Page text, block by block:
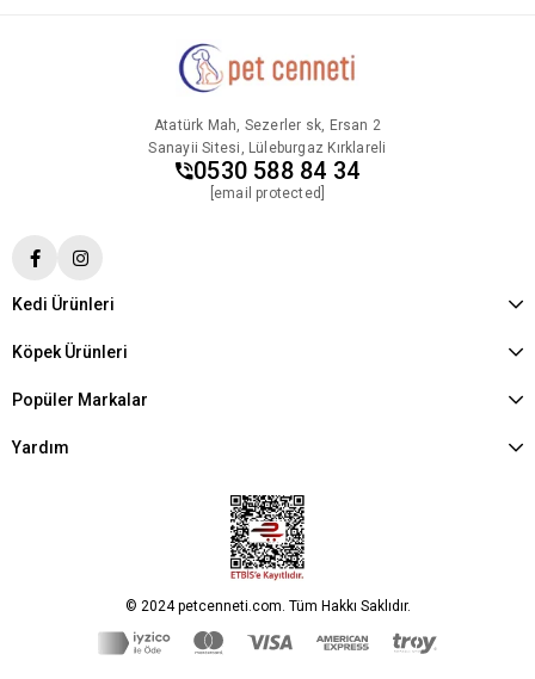
Atatürk Mah, Sezerler sk, Ersan 2
Sanayii Sitesi, Lüleburgaz Kırklareli
0530 588 84 34
[email protected]
Kedi Ürünleri
Köpek Ürünleri
Popüler Markalar
Yardım
© 2024 petcenneti.com. Tüm Hakkı Saklıdır.